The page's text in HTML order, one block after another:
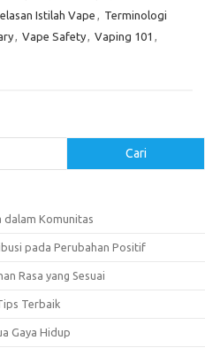
Istilah Vape , Terminologi
, Vape Safety, Vaping 101 ,
Cari
dalam Komunitas
pada Perubahan Positif
Rasa yang Sesuai
Terbaik
Gaya Hidup